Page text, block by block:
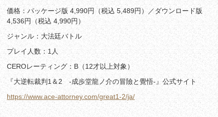
価格：パッケージ版 4,990円（税込 5,489円）／ダウンロード版
4,536円（税込 4,990円）
ジャンル：大法廷バトル
プレイ人数：1人
CEROレーティング：B（12才以上対象）
『大逆転裁判1＆2 -成歩堂龍ノ介の冒險と覺悟-』公式サイト
https://www.ace-attorney.com/great1-2/ja/